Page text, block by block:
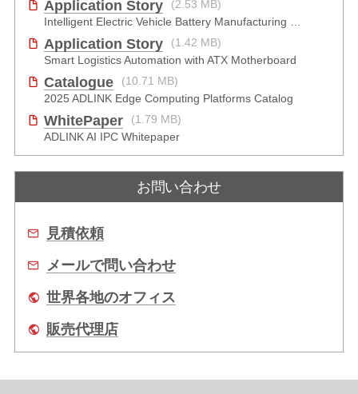
Application Story
(2.53 MB)
Intelligent Electric Vehicle Battery Manufacturing Solutions
Application Story
(1.42 MB)
Smart Logistics Automation with ATX Motherboard
Catalogue
(10.71 MB)
2025 ADLINK Edge Computing Platforms Catalog
WhitePaper
(1.79 MB)
ADLINK AI IPC Whitepaper
お問い合わせ
見積依頼
メールで問い合わせ
世界各地のオフィス
販売代理店